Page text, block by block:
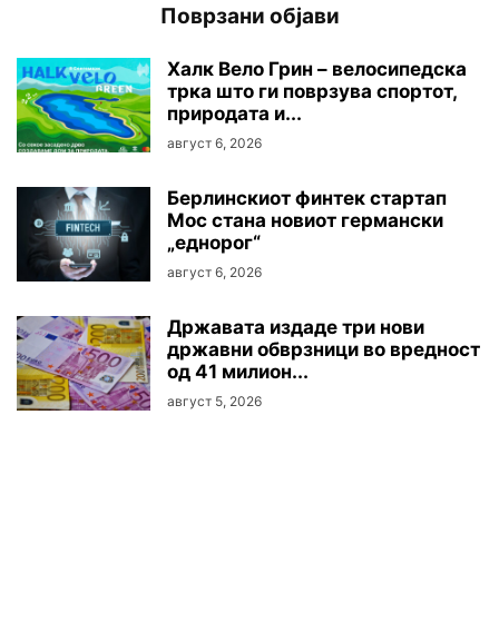
Поврзани објави
Халк Вело Грин – велосипедска
трка што ги поврзува спортот,
природата и...
август 6, 2026
Берлинскиот финтек стартап
Мос стана новиот германски
„еднорог“
август 6, 2026
Државата издаде три нови
државни обврзници во вредност
од 41 милион...
август 5, 2026